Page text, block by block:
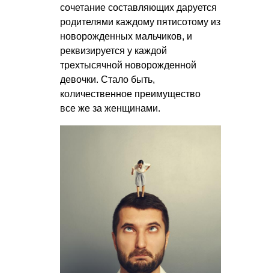
сочетание составляющих даруется
родителями каждому пятисотому из
новорожденных мальчиков, и
реквизируется у каждой
трехтысячной новорожденной
девочки. Стало быть,
количественное преимущество
все же за женщинами.